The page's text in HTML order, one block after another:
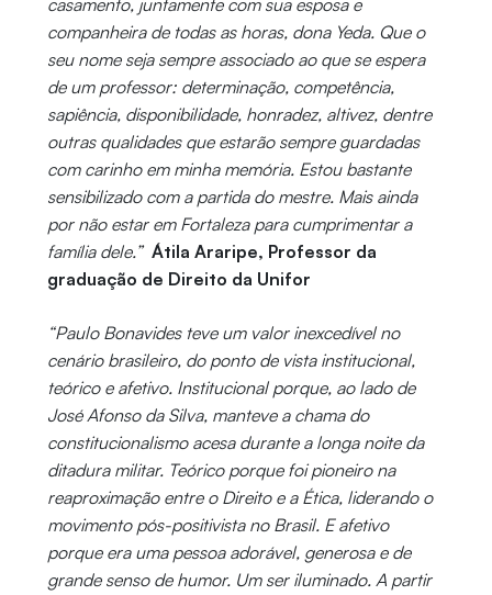
casamento, juntamente com sua esposa e
companheira de todas as horas, dona Yeda. Que o
seu nome seja sempre associado ao que se espera
de um professor: determinação, competência,
sapiência, disponibilidade, honradez, altivez, dentre
outras qualidades que estarão sempre guardadas
com carinho em minha memória. Estou bastante
sensibilizado com a partida do mestre. Mais ainda
por não estar em Fortaleza para cumprimentar a
família dele.” Átila Araripe, Professor da
graduação de Direito da Unifor
“Paulo Bonavides teve um valor inexcedível no
cenário brasileiro, do ponto de vista institucional,
teórico e afetivo. Institucional porque, ao lado de
José Afonso da Silva, manteve a chama do
constitucionalismo acesa durante a longa noite da
ditadura militar. Teórico porque foi pioneiro na
reaproximação entre o Direito e a Ética, liderando o
movimento pós-positivista no Brasil. E afetivo
porque era uma pessoa adorável, generosa e de
grande senso de humor. Um ser iluminado. A partir